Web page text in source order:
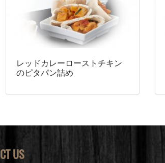
レッドカレーローストチキン
のピタパン詰め
US